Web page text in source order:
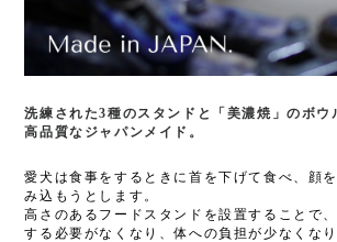
洗練された3種のスタンドと「美濃焼」のボウ
高品質なジャパンメイド。
愛犬は食事をするときに首を下げて食べ、顔
み込もうとします。
高さのあるフードスタンドを設置することで
する必要がなくなり、体への負担が少なくな